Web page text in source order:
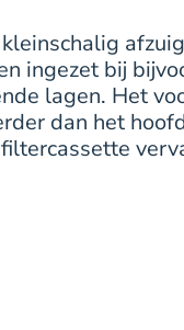
ingezet bij
lagen. Het
dan het